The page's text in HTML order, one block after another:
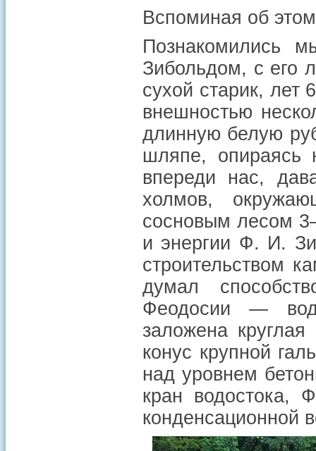
Вспоминая об
Познакомились
Зибольдом, с его
сухой старик, лет
внешностью
длинную белую
шляпе, опираясь
впереди нас,
холмов,
сосновым лесом
и энергии Ф. И.
строительством
думал
Феодосии —
заложена
конус крупной
над уровнем
кран водостока,
конденсационной